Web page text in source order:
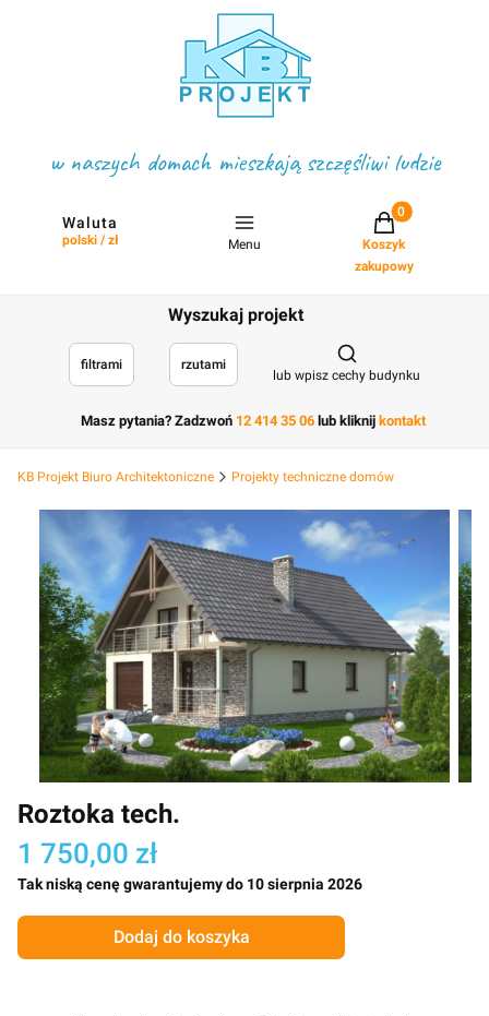
w naszych domach mieszkają szczęśliwi ludzie
Waluta
polski / zł Menu
Projekty w
Koszyk
zakupowy
Wyszukaj projekt
filtrami rzutami
Otwórz
lub wpisz cechy budynku
Masz pytania? Zadzwoń 12 414 35 06 lub kliknij kontakt
KB Projekt Biuro Architektoniczne Projekty techniczne domów
Roztoka tech.
1 750,00 zł
Tak niską cenę gwarantujemy do 10 sierpnia 2026
Dodaj do koszyka